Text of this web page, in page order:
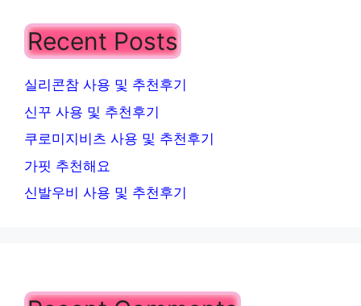
Recent Posts
실리콘참 사용 및 추천후기
신꾸 사용 및 추천후기
쿠로미지비츠 사용 및 추천후기
가핏 추천해요
신발우비 사용 및 추천후기